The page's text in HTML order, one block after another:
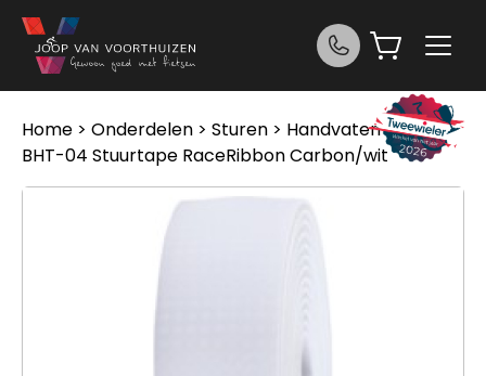
Ga naar de inhoud
Home > Onderdelen > Sturen > Handvaten> BBB
BHT-04 Stuurtape RaceRibbon Carbon/wit